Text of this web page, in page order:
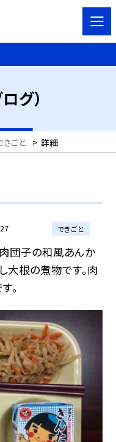
グ）
きごと > 詳細
できごと
肉団子の和風あんか
大根の煮物です。肉
。